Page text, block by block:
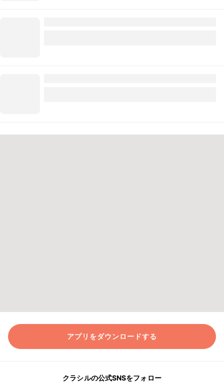
アプリをダウンロードする
クラシルの公式SNSをフォロー